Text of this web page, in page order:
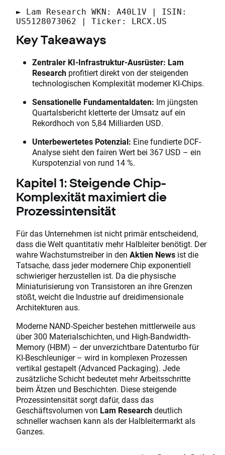
► Lam Research WKN: A40L1V | ISIN:
US5128073062 | Ticker: LRCX.US
Key Takeaways
Zentraler KI-Infrastruktur-Ausrüster: Lam
Research profitiert direkt von der steigenden
technologischen Komplexität moderner KI-Chips.
Sensationelle Fundamentaldaten: Im jüngsten
Quartalsbericht kletterte der Umsatz auf ein
Rekordhoch von 5,84 Milliarden USD.
Unterbewertetes Potenzial: Eine fundierte DCF-
Analyse sieht den fairen Wert bei 367 USD – ein
Kurspotenzial von rund 14 %.
Kapitel 1: Steigende Chip-
Komplexität maximiert die
Prozessintensität
Für das Unternehmen ist nicht primär entscheidend,
dass die Welt quantitativ mehr Halbleiter benötigt. Der
wahre Wachstumstreiber in den Aktien News ist die
Tatsache, dass jeder modernere Chip exponentiell
schwieriger herzustellen ist. Da die physische
Miniaturisierung von Transistoren an ihre Grenzen
stößt, weicht die Industrie auf dreidimensionale
Architekturen aus.
Moderne NAND-Speicher bestehen mittlerweile aus
über 300 Materialschichten, und High-Bandwidth-
Memory (HBM) – der unverzichtbare Datenturbo für
KI-Beschleuniger – wird in komplexen Prozessen
vertikal gestapelt (Advanced Packaging). Jede
zusätzliche Schicht bedeutet mehr Arbeitsschritte
beim Ätzen und Beschichten. Diese steigende
Prozessintensität sorgt dafür, dass das
Geschäftsvolumen von Lam Researchdeutlich
schneller wachsen kann als der Halbleitermarkt als
Ganzes.